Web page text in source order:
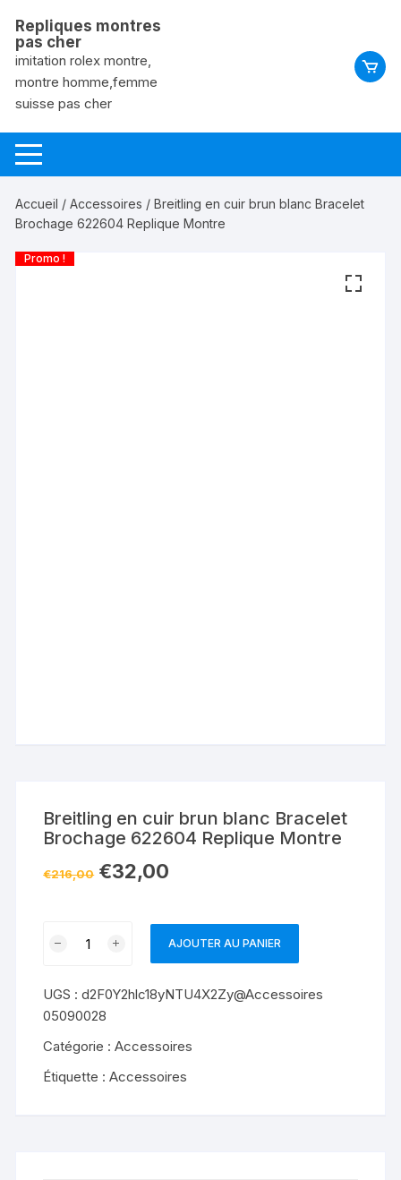
contenu
Repliques montres
pas cher
imitation rolex montre,
montre homme,femme
suisse pas cher
Accueil /Accessoires / Breitling en cuir brun blanc Bracelet
Brochage 622604 Replique Montre
Promo !
Breitling en cuir brun blanc Bracelet
Brochage 622604 Replique Montre
€216,00 €32,00
en
cuir
brun
Bracelet
AJOUTER AU PANIER
UGS :d2F0Y2hlc18yNTU4X2Zy@Accessoires
05090028
Catégorie :Accessoires
Étiquette :Accessoires